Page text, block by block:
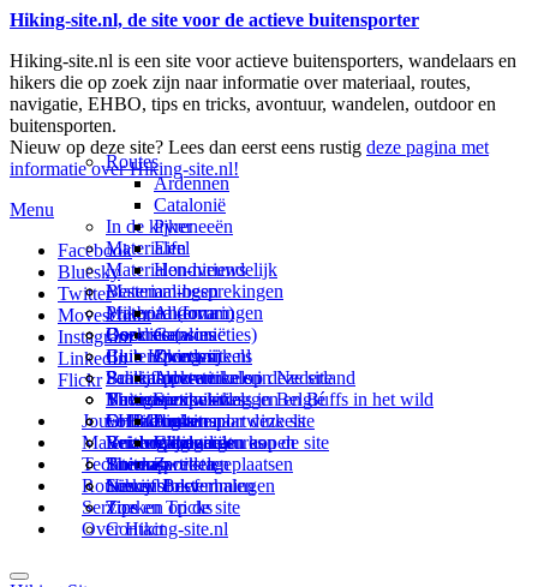
Hiking-site.nl, de site voor de actieve buitensporter
Hiking-site.nl is een site voor actieve buitensporters, wandelaars en
hikers die op zoek zijn naar informatie over materiaal, routes,
navigatie, EHBO, tips en tricks, avontuur, wandelen, outdoor en
buitensporten.
Nieuw op deze site? Lees dan eerst eens rustig deze pagina met
informatie over Hiking-site.nl!
Menu
Facebook
Bluesky
Twitter
Movescount
Instagram
LinkedIn
Flickr
Jouw Hiking-site.nl
Prikbord (forum)
Goodies (winacties)
Club Hiking-site.nl
Schrijfblok-artikelen
Virtuele exposities
Fotoalbums
Materialen: kiezen en kopen
In de kijker
Materialen
Materialen-nieuws
Materiaal-besprekingen
Materiaal-ervaringen
Boekrecensies
Buitensportwinkels
Buitensportwinkels in Nederland
Buitensportwinkels in Belgié
Online buitensportwinkels
Reisboekhandels
Technieken
Navigatie
EHBO
Verzorging
Thema-artikelen
Routes en Bestemmingen
Routes
Ardennen
Catalonië
Pyreneeën
Eifel
Hondvriendelijk
Bestemmingen
Andorra
Catalonië
Zweden
Paalkamperen
Thema-artikelen
Andorra
Catalonië
Zweden
Schrijfblokverhalen
Service
Buitensportvacatures
Buitensportstageplaatsen
Links
Tips en Tricks
Over Hiking-site.nl
Deze site
Over mij
Adverteren op deze site
Summit-vlaggen en Buffs in het wild
Linken naar deze site
Wijzigingen aan de site
Sitemap
Nieuwsbrief
Zoeken op de site
Contact